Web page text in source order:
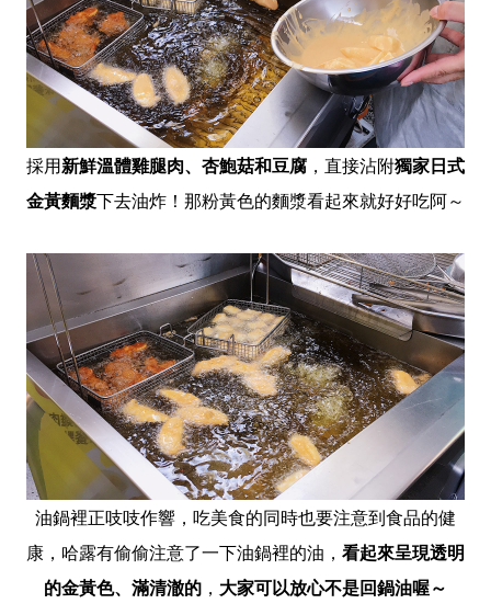
採用新鮮溫體雞腿肉、杏鮑菇和豆腐 ，直接沾附獨家日式
金黃麵漿下去油炸！那粉黃色的麵漿看起來就好好吃阿～
油鍋裡正吱吱作響，吃美食的同時也要注意到食品的健
康，哈露有偷偷注意了一下油鍋裡的油， 看起來呈現透明
的金黃色、滿清澈的 ， 大家可以放心不是回鍋油喔～